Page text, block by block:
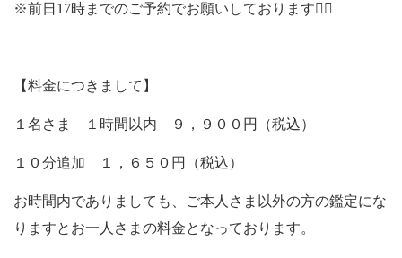
※前日17時までのご予約でお願いしております🙇‍♀️
【料金につきまして】
１名さま １時間以内 ９，９００円（税込）
１０分追加 １，６５０円（税込）
お時間内でありましても、ご本人さま以外の方の鑑定にな
りますとお一人さまの料金となっております。